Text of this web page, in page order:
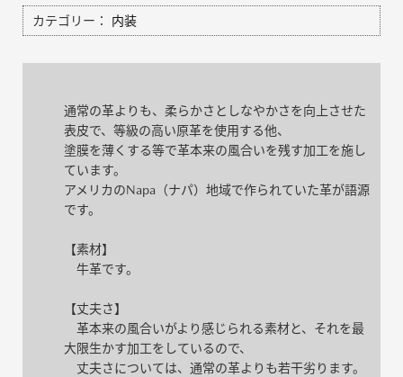
カテゴリー： 内装
通常の革よりも、柔らかさとしなやかさを向上させた
表皮で、等級の高い原革を使用する他、
塗膜を薄くする等で革本来の風合いを残す加工を施し
ています。
アメリカのNapa（ナパ）地域で作られていた革が語源
です。
【素材】
牛革です。
【丈夫さ】
革本来の風合いがより感じられる素材と、それを最
大限生かす加工をしているので、
丈夫さについては、通常の革よりも若干劣ります。